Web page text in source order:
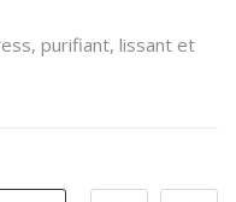
purifiant, lissant et